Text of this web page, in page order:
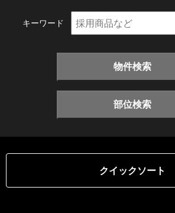
キーワード
物件検索
部位検索
クイックソート